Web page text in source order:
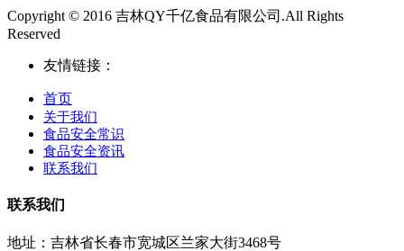
Copyright © 2016 吉林QY千亿食品有限公司.All Rights
Reserved
友情链接：
首页
关于我们
食品安全常识
食品安全资讯
联系我们
联系我们
地址：吉林省长春市宽城区兰家大街3468号